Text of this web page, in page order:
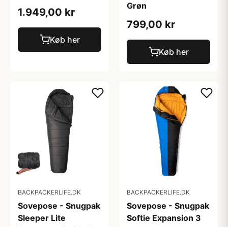
1.949,00 kr
Køb her
Grøn
799,00 kr
Køb her
BACKPACKERLIFE.DK
Sovepose - Snugpak
Sleeper Lite
BACKPACKERLIFE.DK
Sovepose - Snugpak
Softie Expansion 3